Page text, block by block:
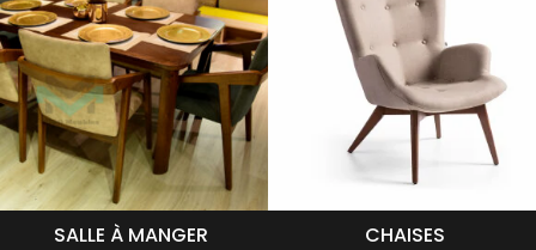
SALLE À MANGER CHAISES